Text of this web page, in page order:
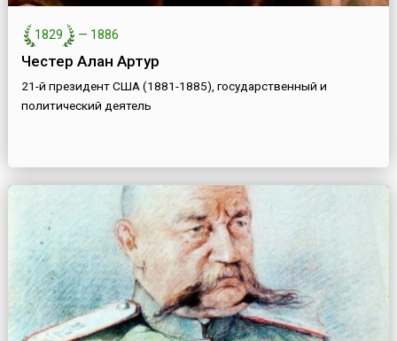
1829 — 1886
Честер Алан Артур
21-й президент США (1881-1885), государственный и
политический деятель